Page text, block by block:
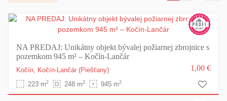
NA PREDAJ: Unikátny objekt bývalej požiarnej zbrojnice s
pozemkom 945 m² – Kočín-Lančár
Kočín, Kočín-Lančár (Piešťany)
223 m2 248 m2 945 m2
1,00 €